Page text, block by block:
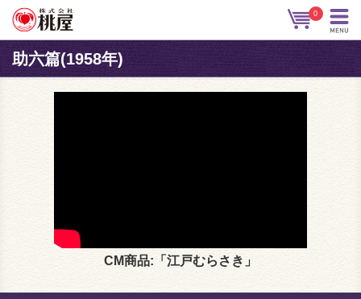
0
助六篇(1958年)
CM商品:「江戸むらさき」